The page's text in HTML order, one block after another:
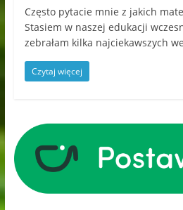
Często pytacie mnie z jakich
Stasiem w naszej edukacji
zebrałam kilka najciekawszych
Czytaj więcej